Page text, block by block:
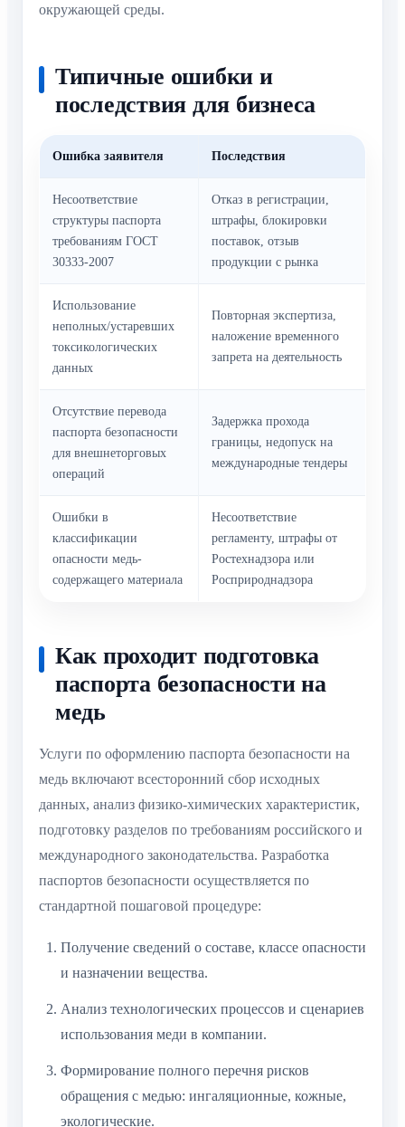
окружающей среды.
Типичные ошибки и
последствия для бизнеса
Ошибка заявителя Последствия
Несоответствие
структуры паспорта
требованиям ГОСТ
30333-2007
Отказ в регистрации,
штрафы, блокировки
поставок, отзыв
продукции с рынка
Использование
неполных/устаревших
токсикологических
данных
Повторная экспертиза,
наложение временного
запрета на деятельность
Отсутствие перевода
паспорта безопасности
для внешнеторговых
операций
Задержка прохода
границы, недопуск на
международные тендеры
Ошибки в
классификации
опасности медь-
содержащего материала
Несоответствие
регламенту, штрафы от
Ростехнадзора или
Росприроднадзора
Как проходит подготовка
паспорта безопасности на
медь
Услуги по оформлению паспорта безопасности на
медь включают всесторонний сбор исходных
данных, анализ физико-химических характеристик,
подготовку разделов по требованиям российского и
международного законодательства. Разработка
паспортов безопасности осуществляется по
стандартной пошаговой процедуре:
Получение сведений о составе, классе опасности
и назначении вещества.
Анализ технологических процессов и сценариев
использования меди в компании.
Формирование полного перечня рисков
обращения с медью: ингаляционные, кожные,
экологические.